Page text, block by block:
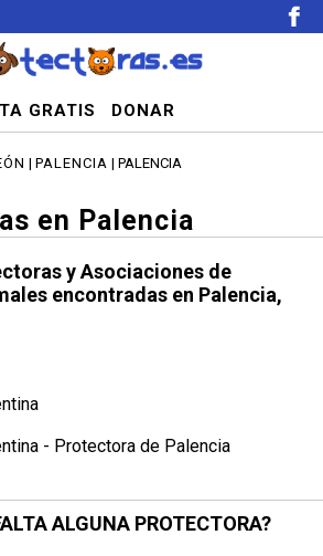
GRATIS DONAR
| PALENCIA | PALENCIA
en Palencia
y Asociaciones de
encontradas en Palencia,
- Protectora de Palencia
ALGUNA PROTECTORA?